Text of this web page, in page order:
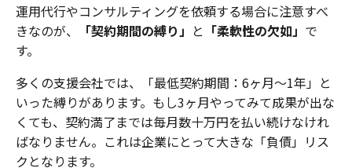
運用代行やコンサルティングを依頼する場合に注意すべ
きなのが、
「契約期間の縛り」 と 「柔軟性の欠如」 で
す。
多くの支援会社では、「最低契約期間：6ヶ月〜1年」と
いった縛りがあります。もし3ヶ月やってみて成果が出な
くても、契約満了までは毎月数十万円を払い続けなけれ
ばなりません。これは企業にとって大きな「負債」リス
クとなります。